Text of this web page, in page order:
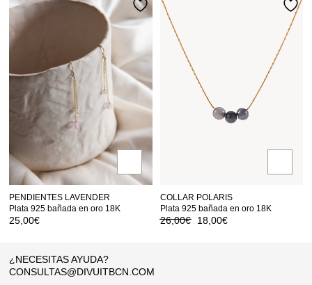
PENDIENTES LAVENDER
Plata 925 bañada en oro 18K
25,00€
COLLAR POLARIS
Plata 925 bañada en oro 18K
26,00€
El18,00€El
¿NECESITAS AYUDA?
CONSULTAS@DIVUITBCN.COM